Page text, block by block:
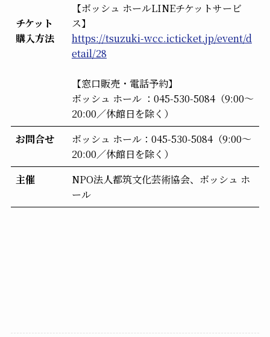
チケット
購入方法
【ボッシュ ホールLINEチケットサービ
ス】
https://tsuzuki-wcc.icticket.jp/event/d
etail/28
【窓口販売・電話予約】
ボッシュ ホール ：045-530-5084（9:00～
20:00／休館日を除く）
お問合せ
ボッシュ ホール：045-530-5084（9:00～
20:00／休館日を除く）
主催
NPO法人都筑文化芸術協会、ボッシュ ホ
ール